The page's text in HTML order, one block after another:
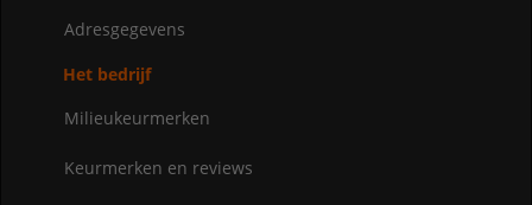
Adresgegevens
Het bedrijf
Milieukeurmerken
Keurmerken en reviews